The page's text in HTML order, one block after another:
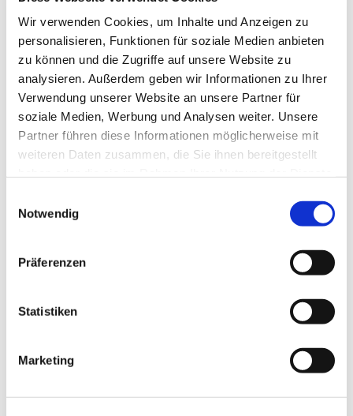
Wir verwenden Cookies, um Inhalte und Anzeigen zu
personalisieren, Funktionen für soziale Medien anbieten
zu können und die Zugriffe auf unsere Website zu
analysieren. Außerdem geben wir Informationen zu Ihrer
Verwendung unserer Website an unsere Partner für
soziale Medien, Werbung und Analysen weiter. Unsere
Partner führen diese Informationen möglicherweise mit
weiteren Daten zusammen, die Sie ihnen bereitgestellt
Notwendig
Präferenzen
Statistiken
Marketing